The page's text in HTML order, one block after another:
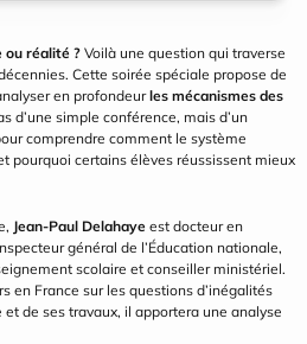
ou réalité ? Voilà une question qui traverse
Cette soirée spéciale propose de
en profondeur les mécanismes des
d’une simple conférence, mais d’un
comprendre comment le système
pourquoi certains élèves réussissent mieux
Jean‑Paul Delahaye est docteur en
général de l’Éducation nationale,
scolaire et conseiller ministériel.
en France sur les questions d’inégalités
de ses travaux, il apportera une analyse